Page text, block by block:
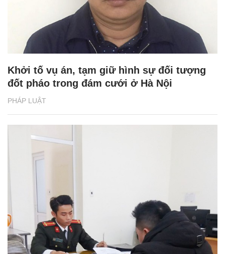
PHÁP LUẬT
Khởi tố vụ án, tạm giữ hình sự đối tượng
đốt pháo trong đám cưới ở Hà Nội